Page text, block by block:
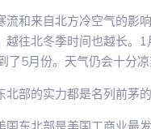
流和来自北方冷空气的影
越往北冬季时间也越长。1
5月份。天气仍会十分凉
部的实力都是名列前茅的